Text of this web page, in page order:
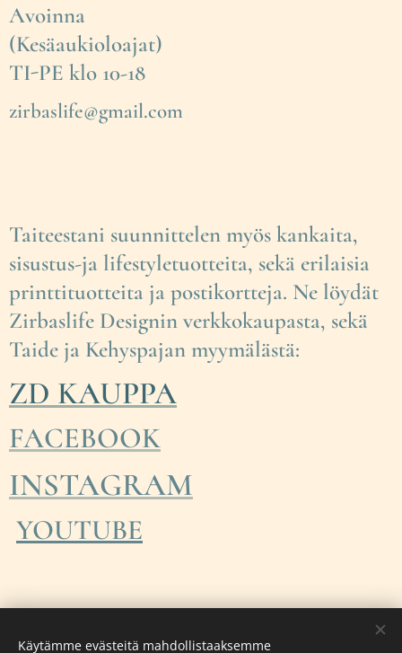
Avoinna
(Kesäaukioloajat)
TI-PE klo 10-18
zirbaslife@gmail.com
Taiteestani suunnittelen myös kankaita,
sisustus-ja lifestyletuotteita, sekä erilaisia
printtituotteita ja postikortteja. Ne löydät
Zirbaslife Designin verkkokaupasta, sekä
Taide ja Kehyspajan myymälästä:
ZD KAUPPA
FACEBOOK
INSTAGRAM
YOUTUBE
Käytämme evästeitä mahdollistaaksemme